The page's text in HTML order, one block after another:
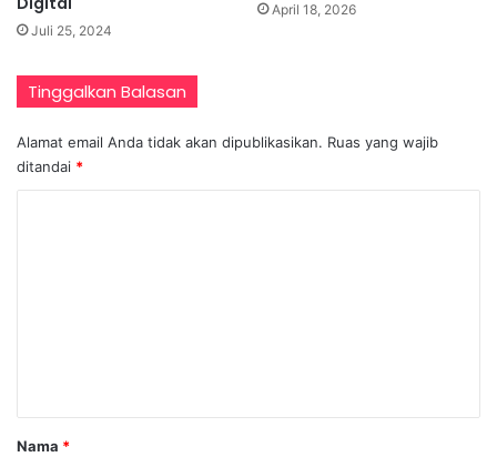
Juli 25, 2024
April 18, 2026
Tinggalkan Balasan
Alamat email Anda tidak akan dipublikasikan. Ruas yang wajib
ditandai *
r
Nama *